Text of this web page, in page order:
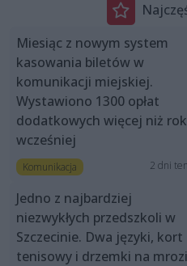
Miesiąc z nowym system
kasowania biletów w
komunikacji miejskiej.
Wystawiono 1300 opłat
dodatkowych więcej niż rok
wcześniej
Komunikacja 2 dni
Jedno z najbardziej
niezwykłych przedszkoli w
Szczecinie. Dwa języki, kort
tenisowy i drzemki na